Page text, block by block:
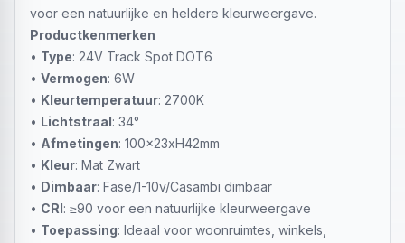
voor een natuurlijke en heldere kleurweergave.
Productkenmerken
• Type: 24V Track Spot DOT6
• Vermogen: 6W
• Kleurtemperatuur: 2700K
• Lichtstraal: 34°
• Afmetingen: 100x23xH42mm
• Kleur: Mat Zwart
• Dimbaar: Fase/1-10v/Casambi dimbaar
• CRI: ≥90 voor een natuurlijke kleurweergave
• Toepassing: Ideaal voor woonruimtes, winkels,